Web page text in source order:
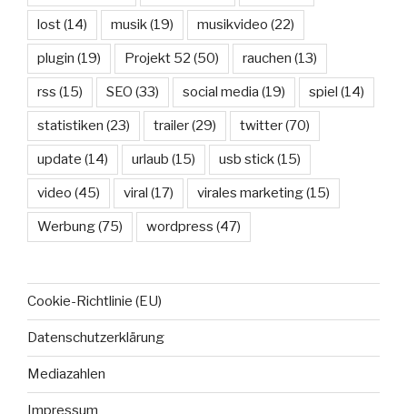
lost(14) musik(19) musikvideo (22)
plugin (19) Projekt 52 (50) rauchen (13)
rss (15) SEO (33) social media (19) spiel (14)
statistiken (23) trailer(29) twitter(70)
update (14) urlaub (15) usb stick(15)
video (45) viral (17) virales marketing(15)
Werbung(75) wordpress (47)
Cookie-Richtlinie (EU)
Datenschutzerklärung
Mediazahlen
Impressum